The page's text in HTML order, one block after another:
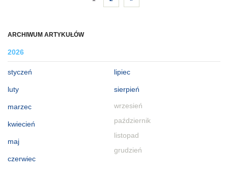
ARCHIWUM ARTYKUŁÓW
2026
styczeń
luty
marzec
kwiecień
maj
czerwiec
lipiec
sierpień
wrzesień
październik
listopad
grudzień